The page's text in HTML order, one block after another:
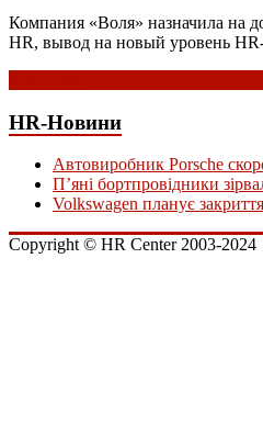
Компания «Воля» назначила на
HR, вывод на новый уровень
HR-Новини
Автовиробник Porsche
П’яні бортпровідники
Volkswagen планує
Copyright © HR Center 2003-2024